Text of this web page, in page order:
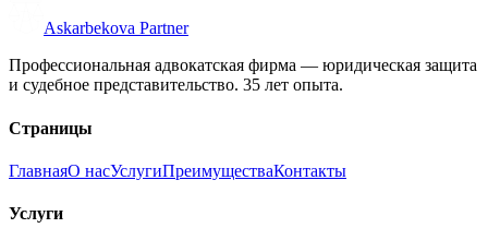
Askarbekova Partner
Профессиональная адвокатская фирма — юридическая защита
и судебное представительство. 35 лет опыта.
Страницы
ГлавнаяО насУслугиПреимуществаКонтакты
Услуги